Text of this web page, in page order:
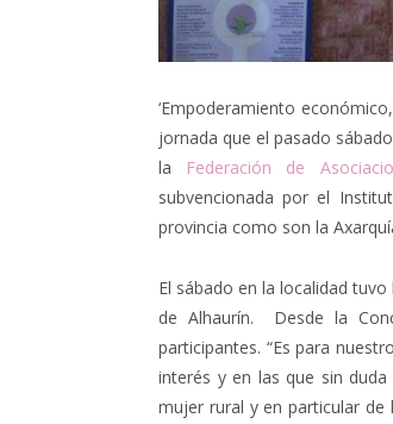
‘Empoderamiento
jornada que el pasado
la Federación de
subvencionada por el
provincia como son la
El sábado en la localidad
de Alhaurín. Desde la
participantes. “Es para
interés y en las que sin
mujer rural y en particular